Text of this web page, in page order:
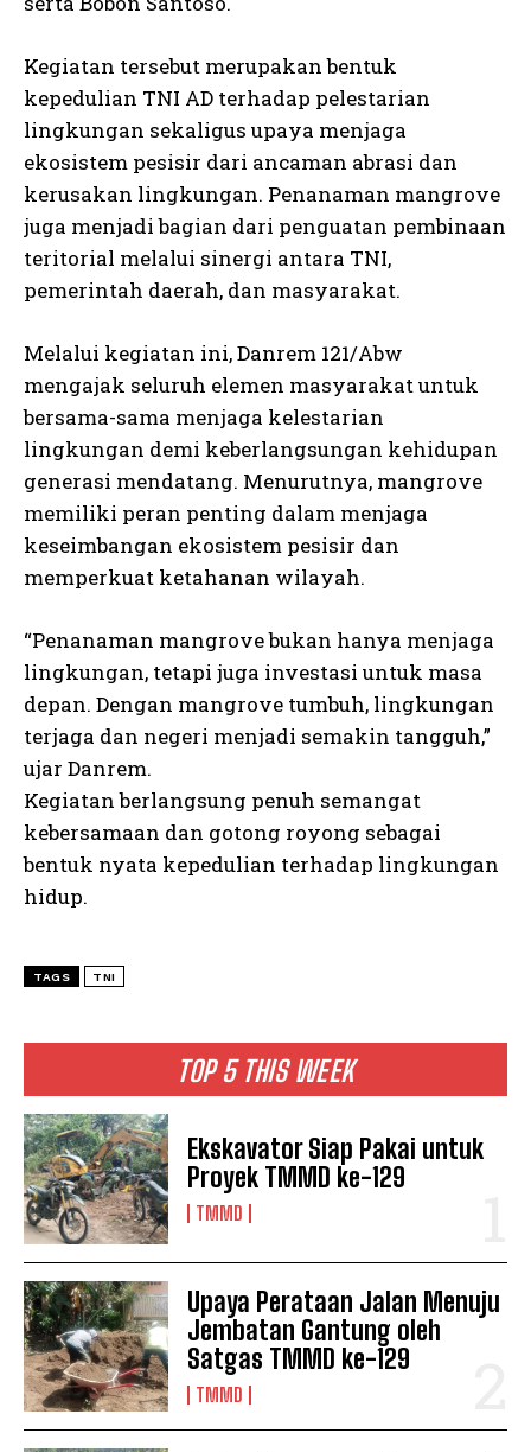
TOP 5 THIS WEEK
Ekskavator Siap Pakai untuk
Proyek TMMD ke-129
TMMD
Upaya Perataan Jalan Menuju
Jembatan Gantung oleh
Satgas TMMD ke-129
TMMD
Kegiatan tersebut merupakan bentuk
kepedulian TNI AD terhadap pelestarian
lingkungan sekaligus upaya menjaga
ekosistem pesisir dari ancaman abrasi dan
kerusakan lingkungan. Penanaman mangrove
juga menjadi bagian dari penguatan pembinaan
teritorial melalui sinergi antara TNI,
pemerintah daerah, dan masyarakat.
Melalui kegiatan ini, Danrem 121/Abw
mengajak seluruh elemen masyarakat untuk
bersama-sama menjaga kelestarian
lingkungan demi keberlangsungan kehidupan
generasi mendatang. Menurutnya, mangrove
memiliki peran penting dalam menjaga
keseimbangan ekosistem pesisir dan
memperkuat ketahanan wilayah.
“Penanaman mangrove bukan hanya menjaga
lingkungan, tetapi juga investasi untuk masa
depan. Dengan mangrove tumbuh, lingkungan
terjaga dan negeri menjadi semakin tangguh,”
ujar Danrem.
Kegiatan berlangsung penuh semangat
kebersamaan dan gotong royong sebagai
bentuk nyata kepedulian terhadap lingkungan
hidup.
TAGS TNI